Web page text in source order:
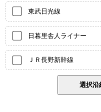
東武日光線
日暮里舎人ライナー
ＪＲ長野新幹線